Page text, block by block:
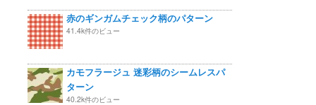
赤のギンガムチェック柄のパターン
41.4k件のビュー
カモフラージュ 迷彩柄のシームレスパ
ターン
40.2k件のビュー